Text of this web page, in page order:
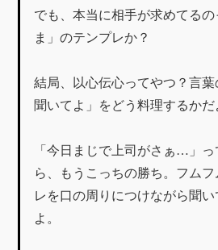
でも、本当に相手が求めてるの
ま」のテンプレか？
結局、以心伝心ってやつ？言葉
聞いてよ」をどう料理するかだ
「今日まじで上司がさぁ…」
ら、もうこっちの勝ち。フム
レを口の周りにつけながら聞
よ。